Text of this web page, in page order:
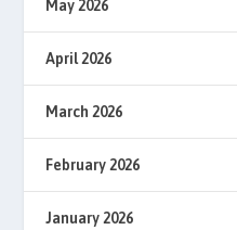
May 2026
April 2026
March 2026
February 2026
January 2026